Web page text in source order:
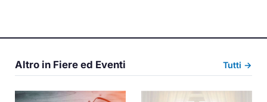
Altro in Fiere ed Eventi Tutti →